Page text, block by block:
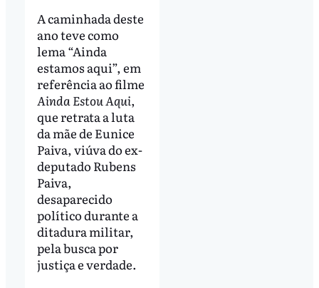
A caminhada deste
ano teve como
lema “Ainda
estamos aqui”, em
referência ao filme
Ainda Estou Aqui,
que retrata a luta
da mãe de Eunice
Paiva, viúva do ex-
deputado Rubens
Paiva,
desaparecido
político durante a
ditadura militar,
pela busca por
justiça e verdade.